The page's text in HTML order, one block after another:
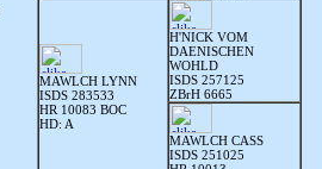
MAWLCH LYNN
ISDS 283533
HR 10083 BOC
HD: A
H'NICK VOM
DAENISCHEN
WOHLD
ISDS 257125
ZBrH 6665
MAWLCH CASS
ISDS 251025